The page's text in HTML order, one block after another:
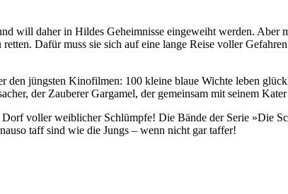
will daher in Hildes Geheimnisse eingeweiht werden. Aber
Dafür muss sie sich auf eine lange Reise voller
den jüngsten Kinofilmen: 100 kleine blaue Wichte leben
der Zauberer Gargamel, der gemeinsam mit seinem
voller weiblicher Schlümpfe! Die Bände der Serie »Die
taff sind wie die Jungs – wenn nicht gar taffer!